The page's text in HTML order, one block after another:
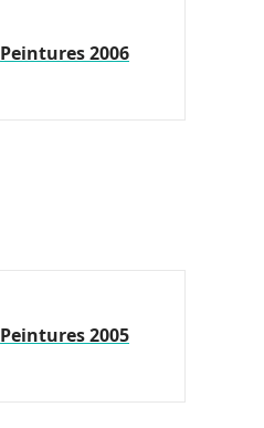
Peintures 2006
Peintures 2005